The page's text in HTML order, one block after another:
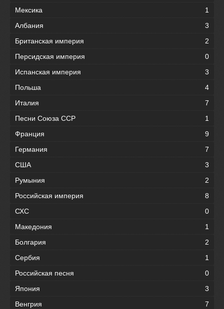
Мексика
1
Албания
3
Британская империя
2
Персидская империя
0
Испанская империя
3
Польша
4
Италия
7
Песни Союза ССР
1
Франция
9
Германия
7
США
3
Румыния
2
Российская империя
8
СХС
0
Македония
1
Болгария
2
Сербия
1
Российская песня
0
Япония
3
Венгрия
7